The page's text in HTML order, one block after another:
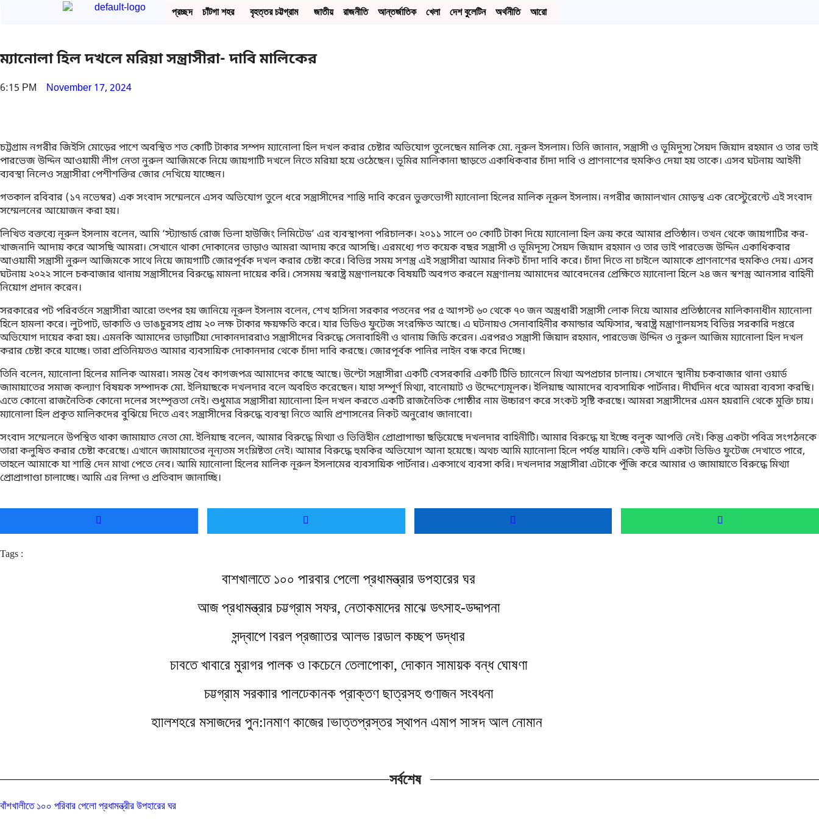
প্রচ্ছদ চাঁটগা শহর বৃহত্তর চট্টগ্রাম জাতীয় রাজনীতি আন্তর্জাতিক খেলা দেশ বুলেটিন অর্থনীতি আরো
ম্যানোলা হিল দখলে মরিয়া সন্ত্রাসীরা- দাবি মালিকের
6:15 PM November 17, 2024
চট্টগ্রাম নগরীর জিইসি মোড়ের পাশে অবস্থিত শত কোটি টাকার সম্পদ ম্যানোলা হিল দখল করার চেষ্টার অভিযোগ তুলেছেন মালিক মো. নূরুল ইসলাম। তিনি জানান, সন্ত্রাসী ও ভূমিদুস্য সৈয়দ জিয়াদ রহমান ও তার ভাই
পারভেজ উদ্দিন আওয়ামী লীগ নেতা নুরুল আজিমকে নিয়ে জায়গাটি দখলে নিতে মরিয়া হয়ে ওঠেছেন। ভূমির মালিকানা ছাড়তে একাধিকবার চাঁদা দাবি ও প্রাণনাশের হুমকিও দেয়া হয় তাকে। এসব ঘটনায় আইনী
ব্যবস্থা নিলেও সন্ত্রাসীরা পেশীশক্তির জোর দেখিয়ে যাচ্ছেন।
গতকাল রবিবার (১৭ নভেম্বর) এক সংবাদ সম্মেলনে এসব অভিযোগ তুলে ধরে সন্ত্রাসীদের শাস্তি দাবি করেন ভুক্তভোগী ম্যানোলা হিলের মালিক নূরুল ইসলাম। নগরীর জামালখান মোড়স্থ এক রেস্টেুরেন্টে এই সংবাদ
সম্মেলনের আয়োজন করা হয়।
লিখিত বক্তব্যে নূরুল ইসলাম বলেন, আমি ‘স্ট্যান্ডার্ড রোজ ভিলা হাউজিং লিমিটেড’ এর ব্যবস্থাপনা পরিচালক। ২০১১ সালে ৩০ কোটি টাকা দিয়ে ম্যানোলা হিল ক্রয় করে আমার প্রতিষ্ঠান। তখন থেকে জায়গাটির কর-
খাজনাদি আদায় করে আসছি আমরা। সেখানে থাকা দোকানের ভাড়াও আমরা আদায় করে আসছি। এরমধ্যে গত কয়েক বছর সন্ত্রাসী ও ভূমিদূস্য সৈয়দ জিয়াদ রহমান ও তার ভাই পারভেজ উদ্দিন একাধিকবার
আওয়ামী সন্ত্রাসী নুরুল আজিমকে সাথে নিয়ে জায়গাটি জোরপূর্বক দখল করার চেষ্টা করে। বিভিন্ন সময় সশস্ত্র এই সন্ত্রাসীরা আমার নিকট চাঁদা দাবি করে। চাঁদা দিতে না চাইলে আমাকে প্রাণনাশের হুমকিও দেয়। এসব
ঘটনায় ২০২২ সালে চকবাজার থানায় সন্ত্রাসীদের বিরুদ্ধে মামলা দায়ের করি। সেসময় স্বরাষ্ট্র মন্ত্রণালয়কে বিষয়টি অবগত করলে মন্ত্রণালয় আমাদের আবেদনের প্রেক্ষিতে ম্যানোলা হিলে ২৪ জন স্বশস্ত্র আনসার বাহিনী
নিয়োগ প্রদান করেন।
সরকারের পট পরিবর্তনে সন্ত্রাসীরা আরো তৎপর হয় জানিয়ে নূরুল ইসলাম বলেন, শেখ হাসিনা সরকার পতনের পর ৫ আগস্ট ৬০ থেকে ৭০ জন অস্ত্রধারী সন্ত্রাসী লোক নিয়ে আমার প্রতিষ্ঠানের মালিকানাধীন ম্যানোলা
হিলে হামলা করে। লুটপাট, ডাকাতি ও ভাঙচুরসহ প্রায় ২০ লক্ষ টাকার ক্ষয়ক্ষতি করে। যার ভিডিও ফুটেজ সংরক্ষিত আছে। এ ঘটনায়ও সেনাবাহিনীর কমান্ডার অফিসার, স্বরাষ্ট্র মন্ত্রাণালয়সহ বিভিন্ন সরকারি দপ্তরে
অভিযোগ দায়ের করা হয়। এমনকি আমাদের ভাড়াটিয়া দোকানদাররাও সন্ত্রাসীদের বিরুদ্ধে সেনাবাহিনী ও থানায় জিডি করেন। এরপরও সন্ত্রাসী জিয়াদ রহমান, পারভেজ উদ্দিন ও নুরুল আজিম ম্যানোলা হিল দখল
করার চেষ্টা করে যাচ্ছে। তারা প্রতিনিয়তও আমার ব্যবসায়িক দোকানদার থেকে চাঁদা দাবি করছে। জোরপূর্বক পানির লাইন বন্ধ করে দিচ্ছে।
তিনি বলেন, ম্যানোলা হিলের মালিক আমরা। সমস্ত বৈধ কাগজপত্র আমাদের কাছে আছে। উল্টো সন্ত্রাসীরা একটি বেসরকারি একটি টিভি চ্যানেলে মিথ্যা অপপ্রচার চালায়। সেখানে স্থানীয় চকবাজার থানা ওয়ার্ড
জামায়াতের সমাজ কল্যাণ বিষয়ক সম্পাদক মো. ইলিয়াছকে দখলদার বলে অবহিত করেছেন। যাহা সম্পূর্ণ মিথ্যা, বানোয়াট ও উদ্দেশ্যেমূলক। ইলিয়াছ আমাদের ব্যবসায়িক পার্টনার। দীর্ঘদিন ধরে আমরা ব্যবসা করছি।
এতে কোনো রাজনৈতিক কোনো দলের সংম্পৃত্ততা নেই। শুধুমাত্র সন্ত্রাসীরা ম্যানোলা হিল দখল করতে একটি রাজনৈতিক গোষ্ঠীর নাম উচ্চারণ করে সংকট সৃষ্টি করছে। আমরা সন্ত্রাসীদের এমন হয়রানি থেকে মুক্তি চায়।
ম্যানোলা হিল প্রকৃত মালিকদের বুঝিয়ে দিতে এবং সন্ত্রাসীদের বিরুদ্ধে ব্যবস্থা নিতে আমি প্রশাসনের নিকট অনুরোধ জানাবো।
সংবাদ সম্মেলনে উপস্থিত থাকা জামায়াত নেতা মো. ইলিয়াছ বলেন, আমার বিরুদ্ধে মিথ্যা ও ভিত্তিহীন প্রোপ্রাগান্ডা ছড়িয়েছে দখলদার বাহিনীটি। আমার বিরুদ্ধে যা ইচ্ছে বলুক আপত্তি নেই। কিন্তু একটা পবিত্র সংগঠনকে
তারা কলুষিত করার চেষ্টা করেছে। এখানে জামায়াতের নূন্যতম সংশ্লিষ্টতা নেই। আমার বিরুদ্ধে হুমকির অভিযোগ আনা হয়েছে। অথচ আমি ম্যানোলা হিলে পর্যন্ত যায়নি। কেউ যদি একটা ভিডিও ফুটেজ দেখাতে পারে,
তাহলে আমাকে যা শাস্তি দেন মাথা পেতে নেব। আমি ম্যানোলা হিলের মালিক নূরুল ইসলামের ব্যবসায়িক পার্টনার। একসাথে ব্যবসা করি। দখলদার সন্ত্রাসীরা এটাকে পূঁজি করে আমার ও জামায়াতে বিরুদ্ধে মিথ্যা
প্রোপ্রাগাণ্ডা চালাচ্ছে। আমি এর নিন্দা ও প্রতিবাদ জানাচ্ছি।
Tags :
বাঁশখালীতে ১০০ পরিবার পেলো প্রধামন্ত্রীর উপহারের ঘর
আজ প্রধামন্ত্রীর চট্টগ্রাম সফর, নেতাকর্মীদের মাঝে উৎসাহ-উদ্দীপনা
সন্দ্বীপে বিরল প্রজাতির অলিভ রিডলি কচ্ছপ উদ্ধার
চবিতে খাবারে মুরগির পালক ও কিচেনে তেলাপোকা, দোকান সাময়িক বন্ধ ঘোষণা
চট্টগ্রাম সরকারি পলিটেকনিক প্রাক্তণ ছাত্রসহ গুণীজন সংবর্ধনা
হালিশহরে মসজিদের পুন:নির্মাণ কাজের ভিত্তিপ্রস্তর স্থাপন এমপি সাঈদ আল নোমান ‎
সর্বশেষ
বাঁশখালীতে ১০০ পরিবার পেলো প্রধামন্ত্রীর উপহারের ঘর